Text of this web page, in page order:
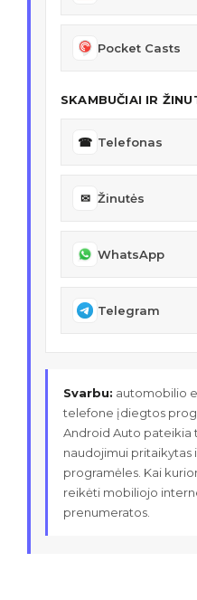
Pocket Casts
SKAMBUČIAI IR
☎ Telefonas
✉ Žinutės
WhatsApp
Telegram
Svarbu: automobilio
telefone įdiegtos
Android Auto pateikia
naudojimui pritaikytas
programėles. Kai
reikėti mobiliojo
prenumeratos.